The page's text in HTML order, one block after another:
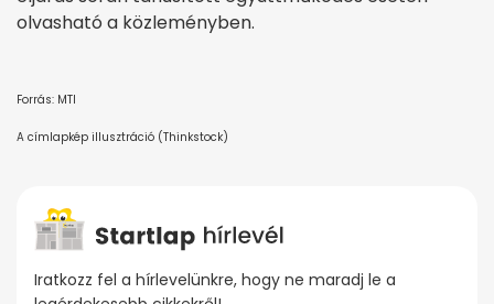
olvasható a közleményben.
Forrás: MTI
A címlapkép illusztráció (Thinkstock)
Iratkozz fel a hírlevelünkre, hogy ne maradj le a